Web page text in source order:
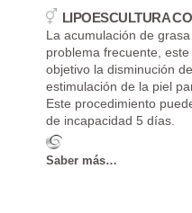
LIPOESCULTURA
La acumulación de
problema frecuente,
objetivo la disminución
estimulación de la piel
Este procedimiento
de incapacidad 5 días.
Saber más…